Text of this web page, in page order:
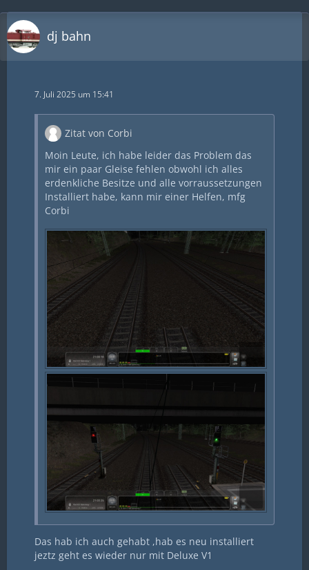
dj bahn
7. Juli 2025 um 15:41
Zitat von Corbi
Moin Leute, ich habe leider das Problem das
mir ein paar Gleise fehlen obwohl ich alles
erdenkliche Besitze und alle vorraussetzungen
Installiert habe, kann mir einer Helfen, mfg
Corbi
Das hab ich auch gehabt ,hab es neu installiert
jeztz geht es wieder nur mit Deluxe V1